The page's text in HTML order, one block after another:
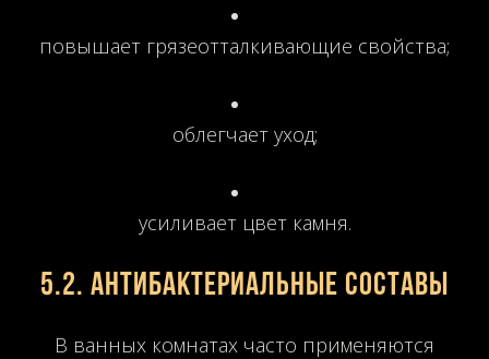
повышает грязеотталкивающие свойства;
облегчает уход;
усиливает цвет камня.
5.2. Антибактериальные составы
В ванных комнатах часто применяются